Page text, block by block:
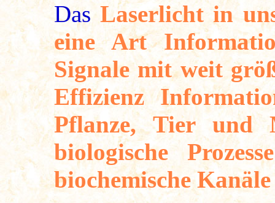
DasLaserlicht in
eine Art
Signale mit weit
Effizienz
Pflanze, Tier und
biologische
biochemische